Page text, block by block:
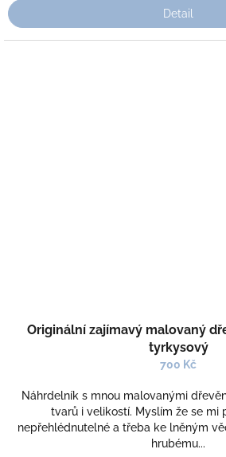
Detail
Originální zajímavý malovaný
tyrkysový
700 Kč
Náhrdelník s mnou malovanými
tvarů i velikostí. Myslím že se mi
nepřehlédnutelné a třeba ke lněným
hrubému...